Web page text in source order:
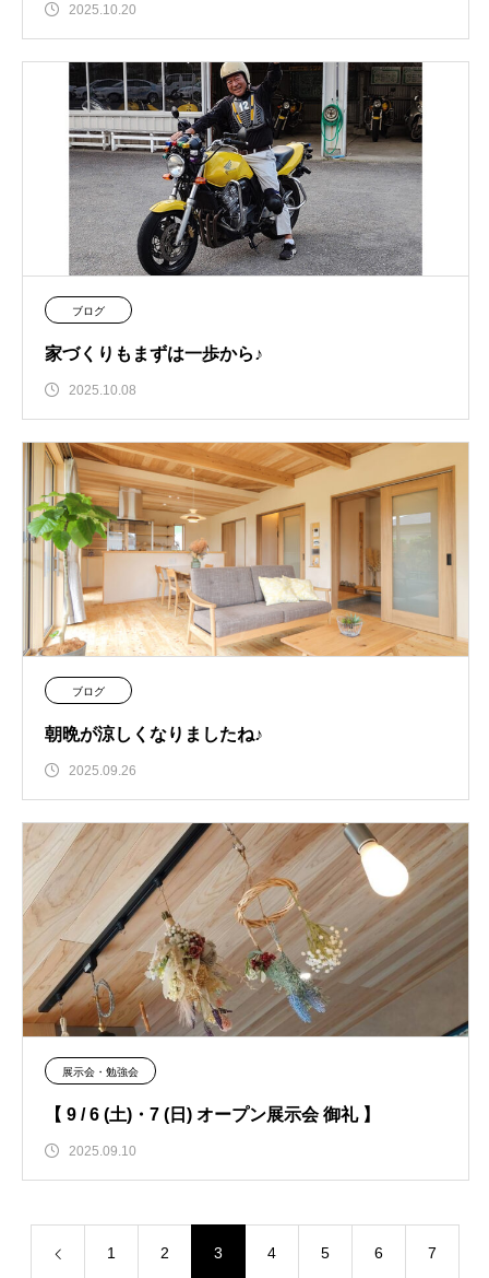
2025.10.20
ブログ
家づくりもまずは一歩から♪
2025.10.08
ブログ
朝晩が涼しくなりましたね♪
2025.09.26
展示会・勉強会
【 9 / 6 (土)・7 (日) オープン展示会 御礼 】
2025.09.10
1 2 3 4 5 6 7